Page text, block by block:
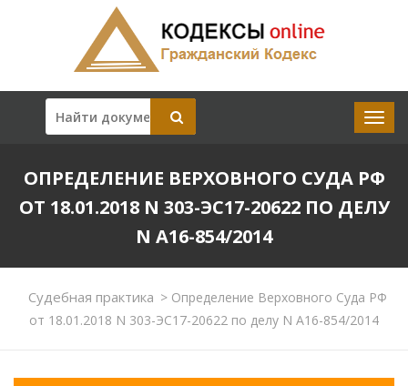
ОПРЕДЕЛЕНИЕ ВЕРХОВНОГО СУДА РФ
ОТ 18.01.2018 N 303-ЭС17-20622 ПО ДЕЛУ
N А16-854/2014
Судебная практика >Определение Верховного Суда РФ
от 18.01.2018 N 303-ЭС17-20622 по делу N А16-854/2014